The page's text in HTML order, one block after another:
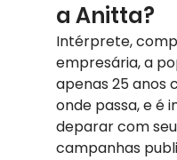
a Anitta?
Intérprete,
empresária, a
apenas 25 anos
onde passa, e é
deparar com
campanhas